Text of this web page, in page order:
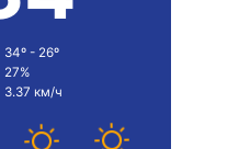
34º - 26º
27%
3.37 км/ч